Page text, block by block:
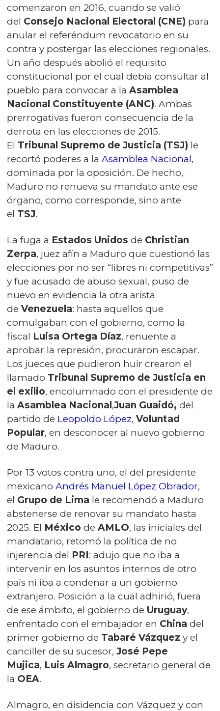
comenzaron en 2016, cuando se valió
del Consejo Nacional Electoral (CNE) para
anular el referéndum revocatorio en su
contra y postergar las elecciones regionales.
Un año después abolió el requisito
constitucional por el cual debía consultar al
pueblo para convocar a la Asamblea
Nacional Constituyente (ANC). Ambas
prerrogativas fueron consecuencia de la
derrota en las elecciones de 2015.
El Tribunal Supremo de Justicia (TSJ) le
recortó poderes a la Asamblea Nacional,
dominada por la oposición. De hecho,
Maduro no renueva su mandato ante ese
órgano, como corresponde, sino ante
el TSJ.
La fuga a Estados Unidos de Christian
Zerpa, juez afín a Maduro que cuestionó las
elecciones por no ser “libres ni competitivas”
y fue acusado de abuso sexual, puso de
nuevo en evidencia la otra arista
de Venezuela: hasta aquellos que
comulgaban con el gobierno, como la
fiscal Luisa Ortega Díaz, renuente a
aprobar la represión, procuraron escapar.
Los jueces que pudieron huir crearon el
llamado Tribunal Supremo de Justicia en
el exilio, encolumnado con el presidente de
la Asamblea Nacional ,Juan Guaidó, del
partido de Leopoldo López, Voluntad
Popular, en desconocer al nuevo gobierno
de Maduro.
Por 13 votos contra uno, el del presidente
mexicano Andrés Manuel López Obrador,
el Grupo de Lima le recomendó a Maduro
abstenerse de renovar su mandato hasta
2025. El México de AMLO, las iniciales del
mandatario, retomó la política de no
injerencia del PRI: adujo que no iba a
intervenir en los asuntos internos de otro
país ni iba a condenar a un gobierno
extranjero. Posición a la cual adhirió, fuera
de ese ámbito, el gobierno de Uruguay,
enfrentado con el embajador en China del
primer gobierno de Tabaré Vázquez y el
canciller de su sucesor, José Pepe
Mujica, Luis Almagro, secretario general de
la OEA.
Almagro, en disidencia con Vázquez y con